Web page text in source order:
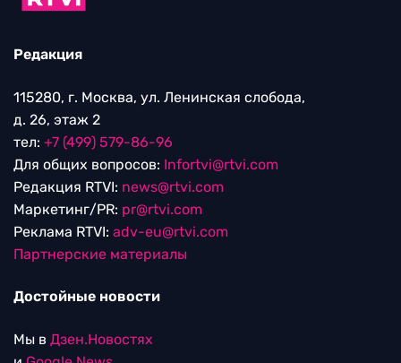
Редакция
115280, г. Москва, ул. Ленинская слобода,
д. 26, этаж 2
тел: +7 (499) 579-86-96
Для общих вопросов: Infortvi@rtvi.com
Редакция RTVI: news@rtvi.com
Маркетинг/PR: pr@rtvi.com
Реклама RTVI: adv-eu@rtvi.com
Партнерские материалы
Достойные новости
Мы в Дзен.Новостях